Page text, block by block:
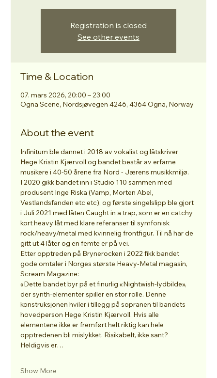
Registration is closed
See other events
Time & Location
07. mars 2026, 20:00 – 23:00
Ogna Scene, Nordsjøvegen 4246, 4364 Ogna, Norway
About the event
Infinitum ble dannet i 2018 av vokalist og låtskriver
Hege Kristin Kjærvoll og bandet består av erfarne
musikere i 40-50 årene fra Nord - Jærens musikkmiljø.
I 2020 gikk bandet inn i Studio 110 sammen med
produsent Inge Riska (Vamp, Morten Abel,
Vestlandsfanden etc etc), og første singelslipp ble gjort
i Juli 2021 med låten Caught in a trap, som er en catchy
kort heavy låt med klare referanser til symfonisk
rock/heavy/metal med kvinnelig frontfigur. Til nå har de
gitt ut 4 låter og en femte er på vei.
Etter opptreden på Brynerocken i 2022 fikk bandet
gode omtaler i Norges største Heavy-Metal magasin,
Scream Magazine:
«Dette bandet byr på et finurlig «Nightwish-lydbilde»,
der synth-elementer spiller en stor rolle. Denne
konstruksjonen hviler i tillegg på sopranen til bandets
hovedperson Hege Kristin Kjærvoll. Hvis alle
elementene ikke er fremført helt riktig kan hele
opptredenen bli mislykket. Risikabelt, ikke sant?
Heldigvis er…
Show More